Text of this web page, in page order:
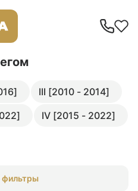
III [2010 - 2014]
IV [2015 - 2022]
фильтры